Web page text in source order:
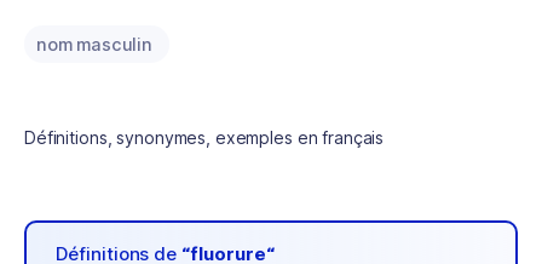
nom masculin
Définitions, synonymes, exemples en français
Définitions de “fluorure“